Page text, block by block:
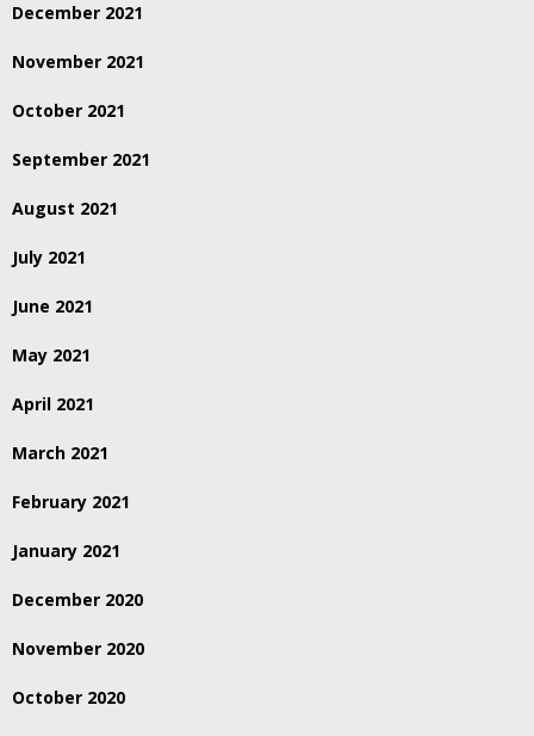
December 2021
November 2021
October 2021
September 2021
August 2021
July 2021
June 2021
May 2021
April 2021
March 2021
February 2021
January 2021
December 2020
November 2020
October 2020